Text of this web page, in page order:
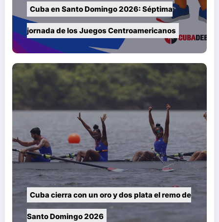
Cuba en Santo Domingo 2026: Séptima
jornada de los Juegos Centroamericanos
Cuba cierra con un oro y dos plata el remo de
Santo Domingo 2026